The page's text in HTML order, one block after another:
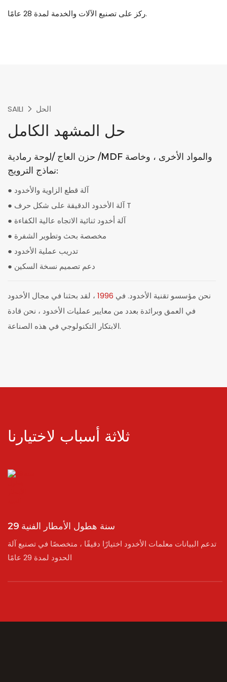
ركز على تصنيع الآلات والخدمة لمدة 28 عامًا.
SAILI الحل
حل المشهد الكامل
حزن العاج /لوحة رمادية /MDF والمواد الأخرى ، وخاصة
نماذج الترويج:
●
آلة قطع الزاوية والأخدود
●
آلة الأخدود الدقيقة على شكل حرف T
● آلة أخدود ثنائية الاتجاه عالية الكفاءة
● مخصصة بحث وتطوير الشفرة
● تدريب عملية الأخدود
● دعم تصميم نسخة السكين
نحن مؤسسو تقنية الأخدود. في 1996 ، لقد بحثنا في مجال الأخدود
في العمق وبرائدة بعدد من معايير عمليات الأخدود ، نحن قادة
الابتكار التكنولوجي في هذه الصناعة.
ثلاثة أسباب لاختيارنا
29 سنة هطول الأمطار الفنية
تدعم البيانات معلمات الأخدود اختيارًا دقيقًا ، متخصصًا في تصنيع آلة
الحدود لمدة 29 عامًا